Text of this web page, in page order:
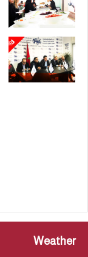
Weather